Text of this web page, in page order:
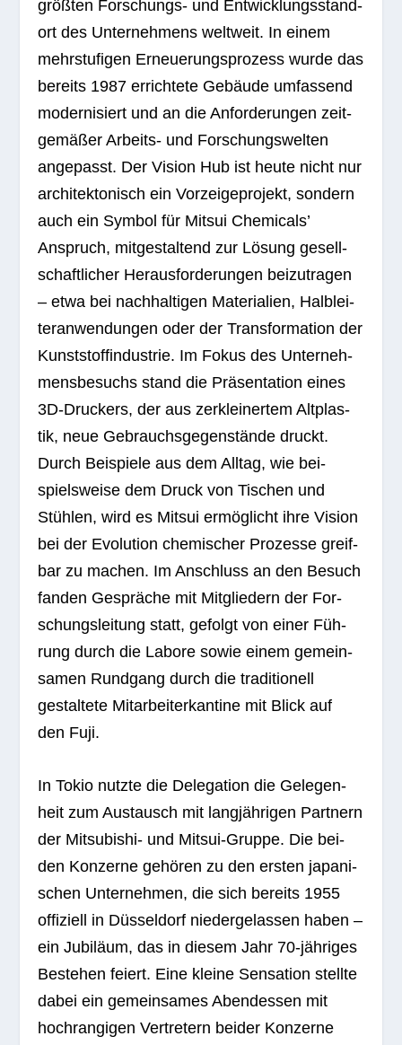
größ­ten For­schungs- und Ent­wick­lungs­stand­
ort des Unter­neh­mens welt­weit. In einem
mehr­stu­fi­gen Erneue­rungs­pro­zess wurde das
bereits 1987 errich­tete Gebäude umfas­send
moder­ni­siert und an die Anfor­de­run­gen zeit­
ge­mä­ßer Arbeits- und For­schungs­wel­ten
ange­passt. Der Vision Hub ist heute nicht nur
archi­tek­to­nisch ein Vor­zei­ge­pro­jekt, son­dern
auch ein Sym­bol für Mit­sui Che­mi­cals’
Anspruch, mit­ge­stal­tend zur Lösung gesell­
schaft­li­cher Her­aus­for­de­run­gen bei­zu­tra­gen
– etwa bei nach­hal­ti­gen Mate­ria­lien, Halb­lei­
ter­an­wen­dun­gen oder der Trans­for­ma­tion der
Kunst­stoff­in­dus­trie. Im Fokus des Unter­neh­
mens­be­suchs stand die Prä­sen­ta­tion eines
3D-Dru­ckers, der aus zer­klei­ner­tem Alt­plas­
tik, neue Gebrauchs­ge­gen­stände druckt.
Durch Bei­spiele aus dem All­tag, wie bei­
spiels­weise dem Druck von Tischen und
Stüh­len, wird es Mit­sui ermög­licht ihre Vision
bei der Evo­lu­tion che­mi­scher Pro­zesse greif­
bar zu machen. Im Anschluss an den Besuch
fan­den Gesprä­che mit Mit­glie­dern der For­
schungs­lei­tung statt, gefolgt von einer Füh­
rung durch die Labore sowie einem gemein­
sa­men Rund­gang durch die tra­di­tio­nell
gestal­tete Mit­ar­bei­ter­kan­tine mit Blick auf
den Fuji.
In Tokio nutzte die Dele­ga­tion die Gele­gen­
heit zum Aus­tausch mit lang­jäh­ri­gen Part­nern
der Mitsu­bi­shi- und Mit­sui-Gruppe. Die bei­
den Kon­zerne gehö­ren zu den ers­ten japa­ni­
schen Unter­neh­men, die sich bereits 1955
offi­zi­ell in Düs­sel­dorf nie­der­ge­las­sen haben –
ein Jubi­läum, das in die­sem Jahr 70-jäh­ri­ges
Bestehen fei­ert. Eine kleine Sen­sa­tion stellte
dabei ein gemein­sa­mes Abend­essen mit
hoch­ran­gi­gen Ver­tre­tern bei­der Kon­zerne